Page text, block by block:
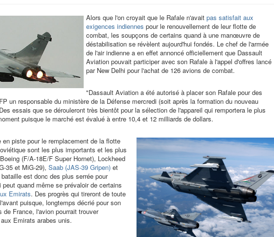
Alors que l'on croyait que le Rafale n'avait pas satisfait aux
exigences indiennes pour le renouvellement de leur flotte de
combat, les soupçons de certains quand à une manœuvre de
déstabilisation se révèlent aujourd'hui fondés. Le chef de l'armée
de l'air indienne a en effet annoncé officiellement que Dassault
Aviation pouvait participer avec son Rafale à l'appel d'offres lancé
par New Delhi pour l'achat de 126 avions de combat.
"Dassault Aviation a été autorisé à placer son Rafale pour des
un responsable du ministère de la Défense mercredi (soit après la formation du nouveau
essais que se dérouleront très bientôt pour la sélection de l'appareil qui remportera le plus
puisque le marché est évalué à entre 10,4 et 12 milliards de dollars.
en piste pour le remplacement de la flotte
sont les plus importants et les plus
(F/A-18E/F Super Hornet), Lockheed
35 et MiG-29), Saab (JAS-39 Gripen) et
est donc des plus serrée pour
quand même se prévaloir de certains
Emirats. Des progrès qui tireront de toute
puisque, longtemps décrié pour son
de France, l'avion pourrait trouver
Emirats arabes unis.